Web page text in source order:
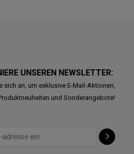
UNSEREN NEWSLETTER:
sich an, um exklusive E-Mail-Aktionen,
und Sonderangebote!